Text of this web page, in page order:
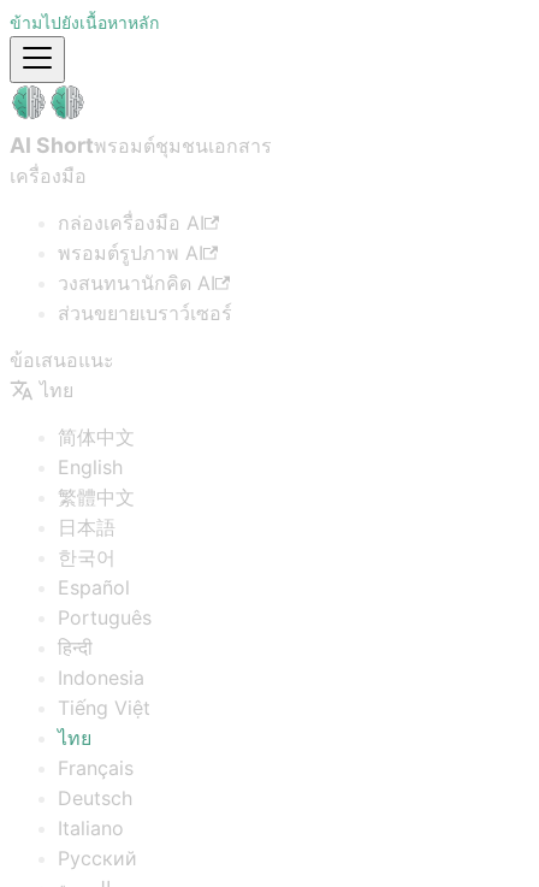
ข้ามไปยังเนื้อหาหลัก
AI Shortพรอมต์ชุมชนเอกสาร
เครื่องมือ
กล่องเครื่องมือ AI
พรอมต์รูปภาพ AI
วงสนทนานักคิด AI
ส่วนขยายเบราว์เซอร์
ข้อเสนอแนะ
ไทย
简体中文
English
繁體中文
日本語
한국어
Español
Português
हिन्दी
Indonesia
Tiếng Việt
ไทย
Français
Deutsch
Italiano
Русский